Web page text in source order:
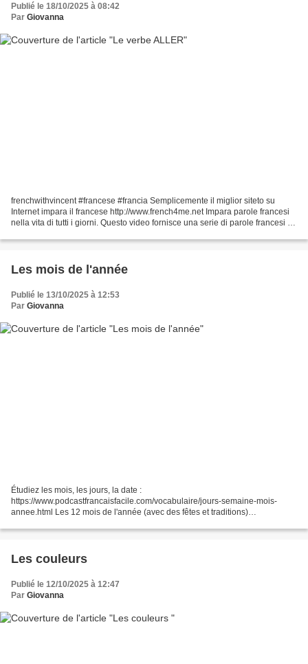
Publié le 18/10/2025 à 08:42
Par Giovanna
frenchwithvincent #francese #francia Semplicemente il miglior siteto su
Internet impara il francese http://www.french4me.net Impara parole francesi
nella vita di tutti i giorni. Questo video fornisce una serie di parole francesi di
Les mois de l'année
Publié le 13/10/2025 à 12:53
Par Giovanna
Étudiez les mois, les jours, la date :
https://www.podcastfrancaisfacile.com/vocabulaire/jours-semaine-mois-
annee.html Les 12 mois de l'année (avec des fêtes et traditions)
https://youtube.com/c/MaprofdeFLE...
Les couleurs
Publié le 12/10/2025 à 12:47
Par Giovanna